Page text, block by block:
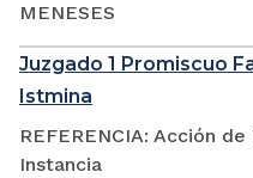
MENESES
Juzgado 1 Promiscuo
Istmina
REFERENCIA: Acción
Instancia